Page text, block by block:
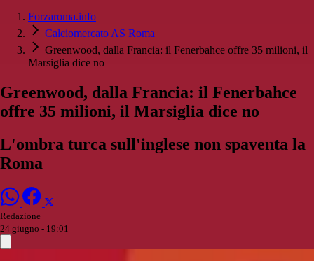
Forzaroma.info
Calciomercato AS Roma
Greenwood, dalla Francia: il Fenerbahce offre 35 milioni, il
Marsiglia dice no
Greenwood, dalla Francia: il Fenerbahce
offre 35 milioni, il Marsiglia dice no
L'ombra turca sull'inglese non spaventa la
Roma
Redazione
24 giugno - 19:01